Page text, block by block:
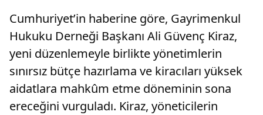
Cumhuriyet’in haberine göre, Gayrimenkul
Hukuku Derneği Başkanı Ali Güvenç Kiraz,
yeni düzenlemeyle birlikte yönetimlerin
sınırsız bütçe hazırlama ve kiracıları yüksek
aidatlara mahkûm etme döneminin sona
ereceğini vurguladı. Kiraz, yöneticilerin